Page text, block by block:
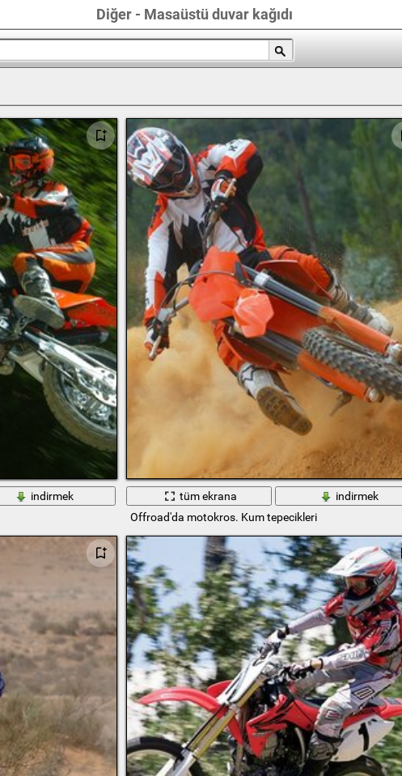
Diğer - Masaüstü duvar kağıdı
indirmek
tüm ekrana
indirmek
Offroad'da motokros. Kum tepecikleri